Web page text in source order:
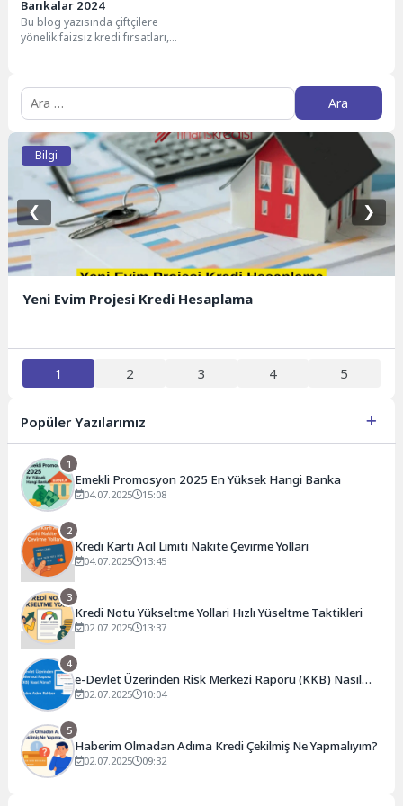
Bankalar 2024
Bu blog yazısında çiftçilere
yönelik faizsiz kredi fırsatları,
Arama:
Bilgi
Yeni Evim Projesi Kredi Hesaplama
❮ ❯
1 2 3 4 5
Popüler Yazılarımız
1
Emekli Promosyon 2025 En Yüksek Hangi Banka
04.07.2025 15:08
2
Kredi Kartı Acil Limiti Nakite Çevirme Yolları
04.07.2025 13:45
3
Kredi Notu Yükseltme Yollari Hızlı Yüseltme Taktikleri
02.07.2025 13:37
4
e-Devlet Üzerinden Risk Merkezi Raporu (KKB) Nasıl
Alınır? Adım Adım Rehber
02.07.2025 10:04
5
Haberim Olmadan Adıma Kredi Çekilmiş Ne Yapmalıyım?
02.07.2025 09:32